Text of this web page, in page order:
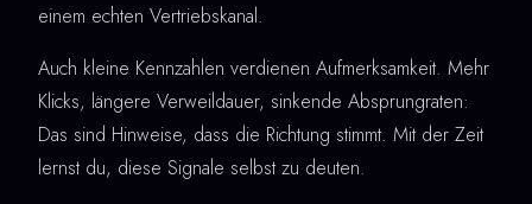
einem echten Vertriebskanal.
Auch kleine Kennzahlen verdienen Aufmerksamkeit. Mehr
Klicks, längere Verweildauer, sinkende Absprungraten:
Das sind Hinweise, dass die Richtung stimmt. Mit der Zeit
lernst du, diese Signale selbst zu deuten.